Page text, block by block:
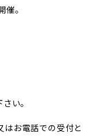
。
い。
はお電話での受付と